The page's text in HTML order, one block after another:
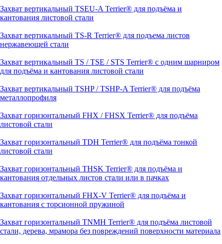
Захват вертикальный TSEU-A Terrier® для подъёма и
кантования листовой стали
Захват вертикальный TS-R Terrier® для подъема листов
нержавеющей стали
Захват вертикальный TS / TSE / STS Terrier® с одним шарниром
для подъёма и кантования листовой стали
Захват вертикальный TSHP / TSHP-A Terrier® для подъёма
металлопрофиля
Захват горизонтальный FHX / FHSX Terrier® для подъёма
листовой стали
Захват горизонтальный TDH Terrier® для подъёма тонкой
листовой стали
Захват горизонтальный THSK Terrier® для подъёма и
кантования отдельных листов стали или в пачках
Захват горизонтальный FHX-V Terrier® для подъёма и
кантования с торсионной пружиной
Захват горизонтальный TNMH Terrier® для подъёма листовой
стали, дерева, мрамора без повреждений поверхности материала